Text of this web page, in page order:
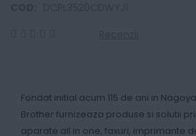
Fondat initial acum 115 de ani in
Brother furnizeaza produse si solutii
aparate all in one, faxuri, imprimante